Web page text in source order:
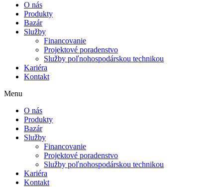
O nás
Produkty
Bazár
Služby
Financovanie
Projektové poradenstvo
Služby poľnohospodárskou technikou
Kariéra
Kontakt
Menu
O nás
Produkty
Bazár
Služby
Financovanie
Projektové poradenstvo
Služby poľnohospodárskou technikou
Kariéra
Kontakt